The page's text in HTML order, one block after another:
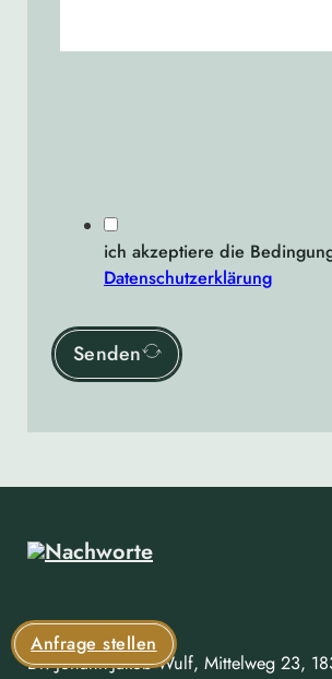
ich akzeptiere die
Datenschutzerklärung
Senden
Firmensitz:
Dr. Johann-Jakob Wulf, Mittelweg 23,
Anfrage stellen